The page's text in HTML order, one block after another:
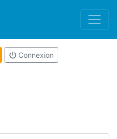
Connexion